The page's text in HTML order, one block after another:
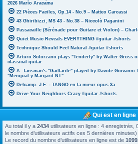
2026 Mario Aracama
22 Pièces Faciles, Op.14 - No.9 – Matteo Carcassi
43 Ghiribizzi, MS 43 - No.38 – Niccolò Paganini
Passacaille (Sérénade pour Guitare et Violon) –
Quiet Music Reveals EVERYTHING #guitar #shorts
Technique Should Feel Natural #guitar #shorts
Arturo Solorzano plays "Tenderly" by Walter Gross
classical guitar
A. Tansman's "Gaillarde" played by Davide Giovanni
"Mengual y Margarit NT"
Delcamp. J.F: - TANGO en la mieur opus 3a
Drive Your Neighbors Crazy #guitar #shorts
Qui est en ligne
Au total il y a 2434 utilisateurs en ligne : 4 enregistrés,
le nombre d’utilisateurs actifs ces 5 dernières minutes)
Le record du nombre d’utilisateurs en ligne est de